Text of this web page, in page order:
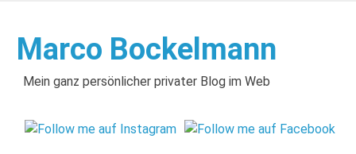
springen
Marco Bockelmann
Mein ganz persönlicher privater Blog im Web